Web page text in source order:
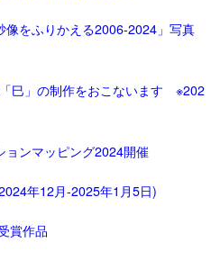
像をふりかえる2006-2024」写真
巳」の制作をおこないます ※202
ョンマッピング2024開催
年12月-2025年1月5日)
賞作品